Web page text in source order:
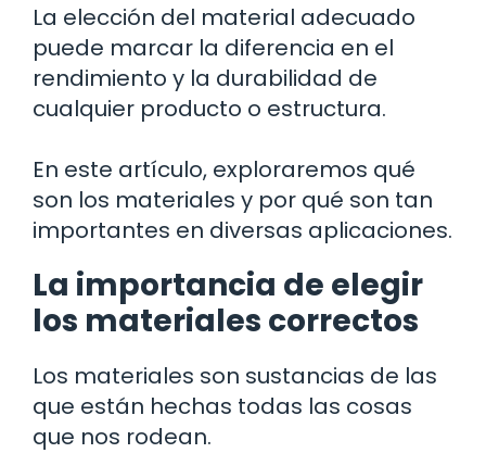
La elección del material adecuado
puede marcar la diferencia en el
rendimiento y la durabilidad de
cualquier producto o estructura.
En este artículo, exploraremos qué
son los materiales y por qué son tan
importantes en diversas aplicaciones.
La importancia de elegir
los materiales correctos
Los materiales son sustancias de las
que están hechas todas las cosas
que nos rodean.